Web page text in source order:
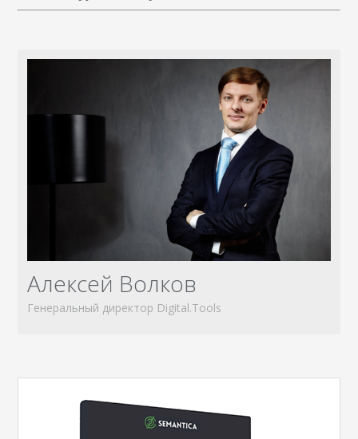
Алексей Волков
Генеральный директор Digital.Tools